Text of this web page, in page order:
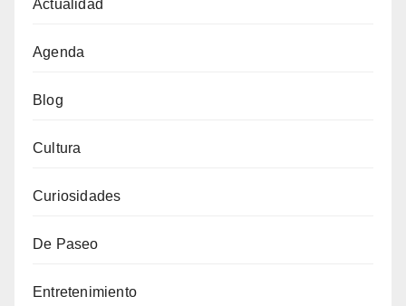
Actualidad
Agenda
Blog
Cultura
Curiosidades
De Paseo
Entretenimiento